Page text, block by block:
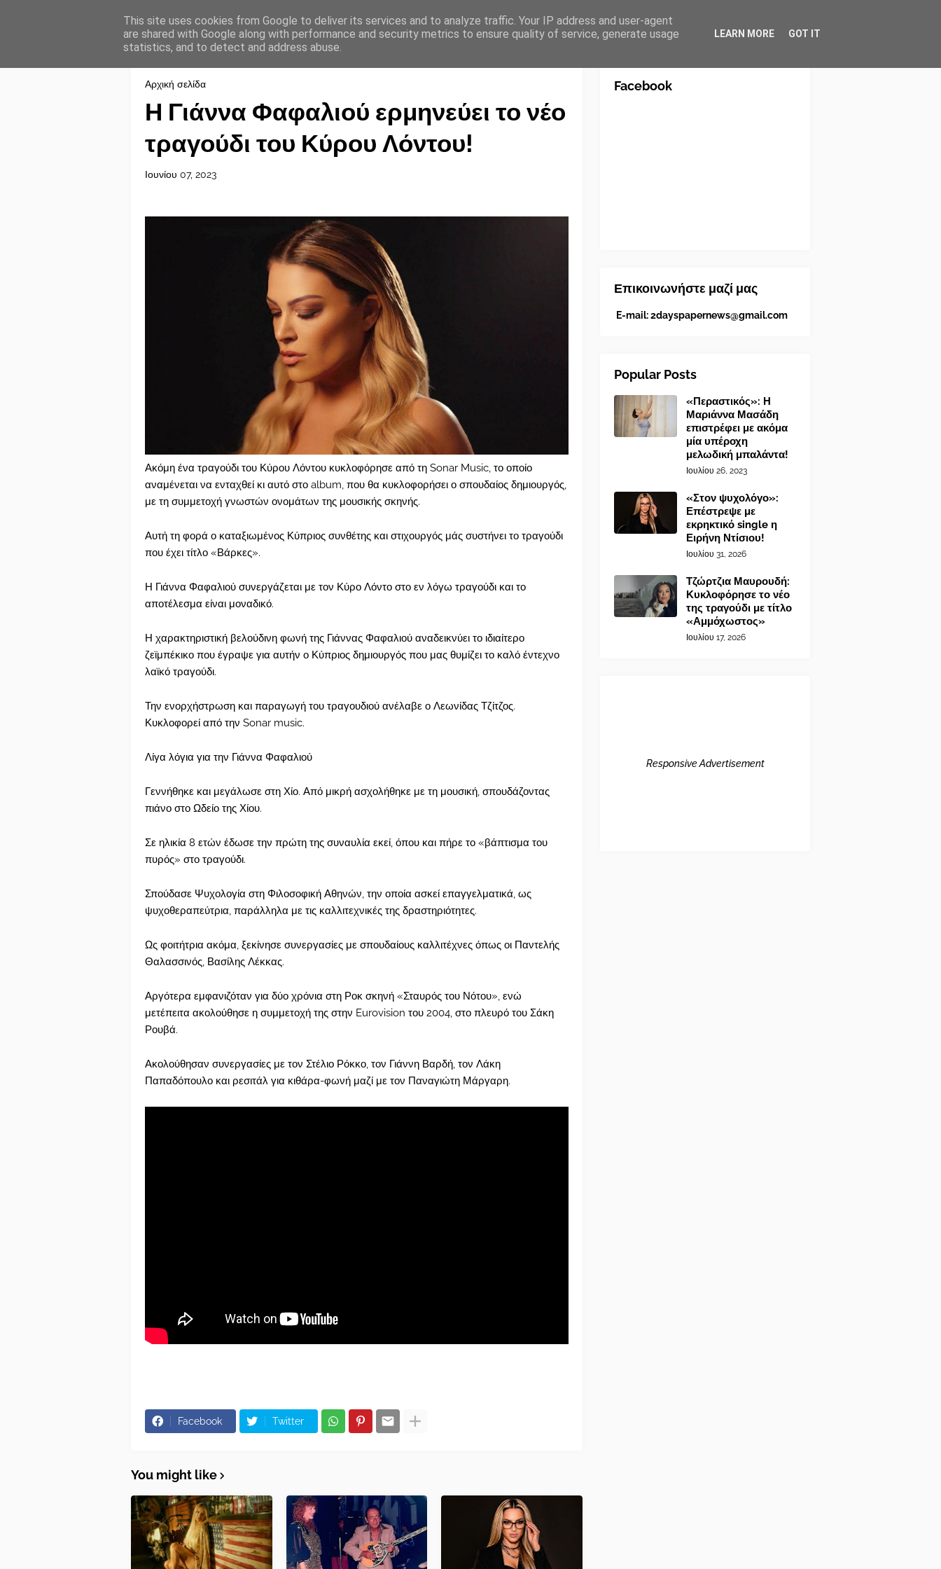
Αρχική σελίδα
Η Γιάννα Φαφαλιού ερμηνεύει το νέο
τραγούδι του Κύρου Λόντου!
Ιουνίου 07, 2023
Ακόμη ένα τραγούδι του Κύρου Λόντου κυκλοφόρησε από τη Sonar Music, το οποίο
αναμένεται να ενταχθεί κι αυτό στο album, που θα κυκλοφορήσει ο σπουδαίος δημιουργός,
με τη συμμετοχή γνωστών ονομάτων της μουσικής σκηνής.
Αυτή τη φορά ο καταξιωμένος Κύπριος συνθέτης και στιχουργός μάς συστήνει το τραγούδι
που έχει τίτλο «Βάρκες».
Η Γιάννα Φαφαλιού συνεργάζεται με τον Κύρο Λόντο στο εν λόγω τραγούδι και το
αποτέλεσμα είναι μοναδικό.
Η χαρακτηριστική βελούδινη φωνή της Γιάννας Φαφαλιού αναδεικνύει το ιδιαίτερο
ζεϊμπέκικο που έγραψε για αυτήν ο Κύπριος δημιουργός που μας θυμίζει το καλό έντεχνο
λαϊκό τραγούδι.
Την ενορχήστρωση και παραγωγή του τραγουδιού ανέλαβε ο Λεωνίδας Τζίτζος.
Κυκλοφορεί από την Sonar music.
Λίγα λόγια για την Γιάννα Φαφαλιού
Γεννήθηκε και μεγάλωσε στη Χίο. Από μικρή ασχολήθηκε με τη μουσική, σπουδάζοντας
πιάνο στο Ωδείο της Χίου.
Σε ηλικία 8 ετών έδωσε την πρώτη της συναυλία εκεί, όπου και πήρε το «βάπτισμα του
πυρός» στο τραγούδι.
Σπούδασε Ψυχολογία στη Φιλοσοφική Αθηνών, την οποία ασκεί επαγγελματικά, ως
ψυχοθεραπεύτρια, παράλληλα με τις καλλιτεχνικές της δραστηριότητες.
Ως φοιτήτρια ακόμα, ξεκίνησε συνεργασίες με σπουδαίους καλλιτέχνες όπως οι Παντελής
Θαλασσινός, Βασίλης Λέκκας.
Αργότερα εμφανιζόταν για δύο χρόνια στη Ροκ σκηνή «Σταυρός του Νότου», ενώ
μετέπειτα ακολούθησε η συμμετοχή της στην Eurovision του 2004, στο πλευρό του Σάκη
Ρουβά.
Ακολούθησαν συνεργασίες με τον Στέλιο Ρόκκο, τον Γιάννη Βαρδή, τον Λάκη
Παπαδόπουλο και ρεσιτάλ για κιθάρα-φωνή μαζί με τον Παναγιώτη Μάργαρη.
Facebook Twitter
You might like
Facebook
Επικοινωνήστε μαζί μας
E-mail:2dayspapernews@gmail.com
Popular Posts
«Περαστικός»: Η
Μαριάννα Μασάδη
επιστρέφει με ακόμα
μία υπέροχη
μελωδική μπαλάντα!
Ιουλίου 26, 2023
«Στον ψυχολόγο»:
Επέστρεψε με
εκρηκτικό single η
Ειρήνη Ντίσιου!
Ιουλίου 31, 2026
Τζώρτζια Μαυρουδή:
Κυκλοφόρησε το νέο
της τραγούδι με τίτλο
«Αμμόχωστος»
Ιουλίου 17, 2026
Responsive Advertisement
This site uses cookies from Google to deliver its services and to analyze traffic. Your IP address and user-agent
are shared with Google along with performance and security metrics to ensure quality of service, generate usage
statistics, and to detect and address abuse.
LEARN MORE GOT IT